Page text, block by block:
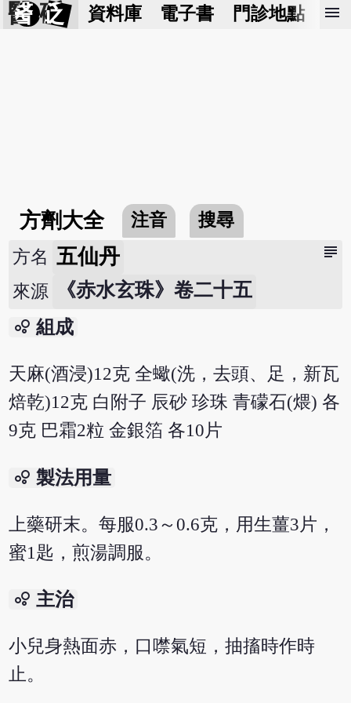
醫 砭 資料庫 電子書 門診地點 預
menu
方劑大全 注音 搜尋
subject
方名 五仙丹
來源 《赤水玄珠》卷二十五
bubble_chart 組成
天麻(酒浸)12克 全蠍(洗，去頭、足，新瓦
焙乾)12克 白附子 辰砂 珍珠 青礞石(煨) 各
9克 巴霜2粒 金銀箔 各10片
bubble_chart 製法用量
上藥研末。每服0.3～0.6克，用生薑3片，
蜜1匙，煎湯調服。
bubble_chart 主治
小兒身熱面赤，口噤氣短，抽搐時作時
止。